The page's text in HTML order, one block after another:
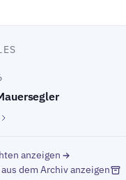
anzeigen
dem Archiv anzeigen